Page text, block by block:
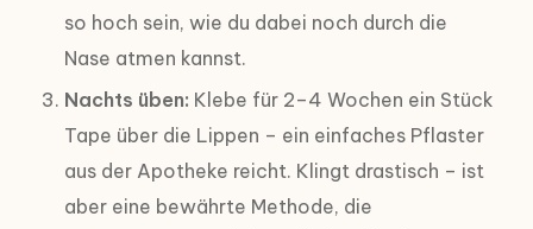
so hoch sein, wie du dabei noch durch die
Nase atmen kannst.
Nachts üben: Klebe für 2–4 Wochen ein Stück
Tape über die Lippen – ein einfaches Pflaster
aus der Apotheke reicht. Klingt drastisch – ist
aber eine bewährte Methode, die